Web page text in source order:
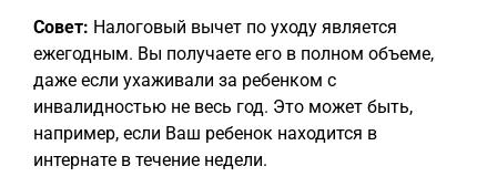
Совет: Налоговый вычет по уходу является
ежегодным. Вы получаете его в полном объеме,
даже если ухаживали за ребенком с
инвалидностью не весь год. Это может быть,
например, если Ваш ребенок находится в
интернате в течение недели.